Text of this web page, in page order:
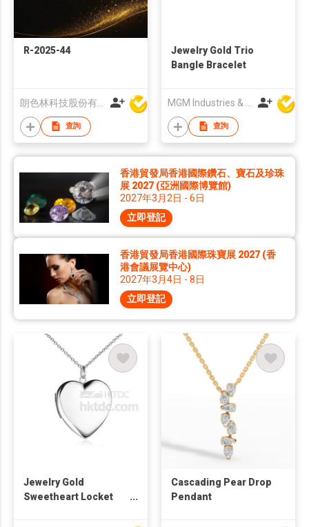
R-2025-44
查詢
Jewelry Gold Trio
Bangle Bracelet
查詢
香港貿發局香港國際鑽石、寶石及珍珠
展 2027 (亞洲國際博覽館)
2027年3月2日 - 6日
立即登記
香港貿發局香港國際珠寶展 2027 (香
港會議展覽中心)
2027年3月4日 - 8日
立即登記
Jewelry Gold
Sweetheart Locket
Cascading Pear Drop
Pendant